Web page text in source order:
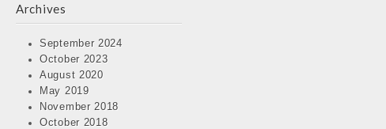
Archives
September 2024
October 2023
August 2020
May 2019
November 2018
October 2018